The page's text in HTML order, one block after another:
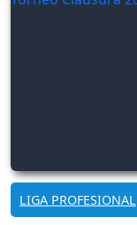
LIGA PROFESIONAL